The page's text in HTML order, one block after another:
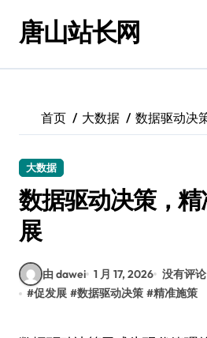
唐山站长网
首页 大数据 数据驱动决
大数据
数据驱动决策，
展
由 dawei 1 月 17, 2026 没有评论
#促发展 #数据驱动决策 #精准施策